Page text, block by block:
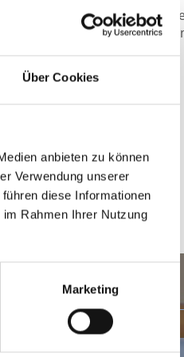
Über Cookies
anbieten zu können
Verwendung unserer
diese Informationen
Rahmen Ihrer Nutzung
Marketing
zur Kenntnis
und Verarbeitung meiner